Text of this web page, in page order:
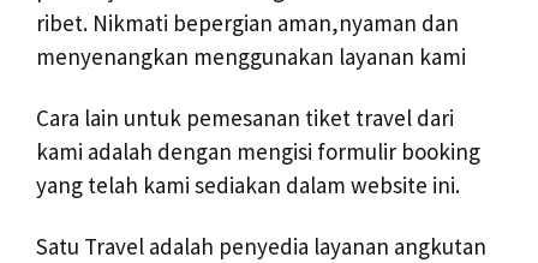
ribet. Nikmati bepergian aman,nyaman dan
menyenangkan menggunakan layanan kami
Cara lain untuk pemesanan tiket travel dari
kami adalah dengan mengisi formulir booking
yang telah kami sediakan dalam website ini.
Satu Travel adalah penyedia layanan angkutan